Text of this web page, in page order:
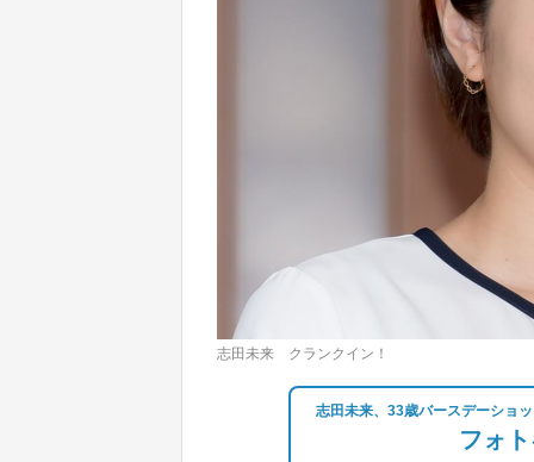
志田未来 クランクイン！
志田未来、33歳バースデーショ
フォ